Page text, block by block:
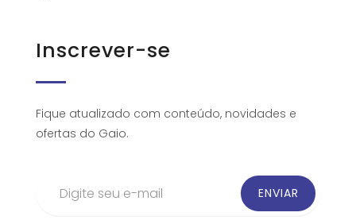
Inscrever-se
Fique atualizado com conteúdo, novidades e
ofertas do Gaio.